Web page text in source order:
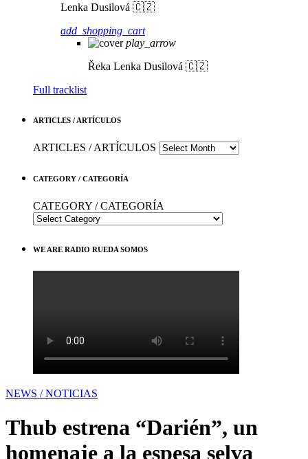
Lenka Dusilová 🇨🇿
add_shopping_cart
play_arrow
Řeka Lenka Dusilová 🇨🇿
Full tracklist
ARTICLES / ARTÍCULOS
ARTICLES / ARTÍCULOS
CATEGORY / CATEGORÍA
CATEGORY / CATEGORÍA
WE ARE RADIO RUEDA SOMOS
NEWS / NOTICIAS
Thub estrena “Darién”, un
homenaje a la espesa selva